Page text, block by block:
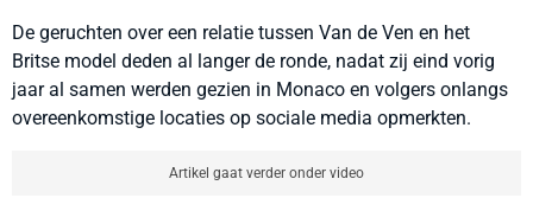
De geruchten over een relatie tussen Van de Ven en het
Britse model deden al langer de ronde, nadat zij eind vorig
jaar al samen werden gezien in Monaco en volgers onlangs
overeenkomstige locaties op sociale media opmerkten.
Artikel gaat verder onder video